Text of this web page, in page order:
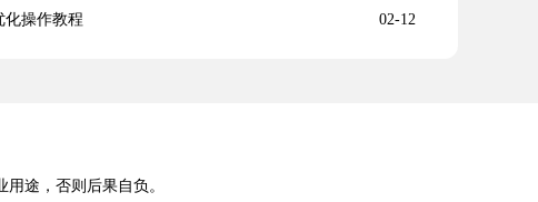
化操作教程 02-12
途，否则后果自负。